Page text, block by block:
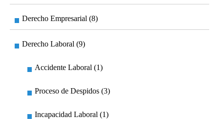
Derecho Empresarial (8)
Derecho Laboral (9)
Accidente Laboral (1)
Proceso de Despidos (3)
Incapacidad Laboral (1)